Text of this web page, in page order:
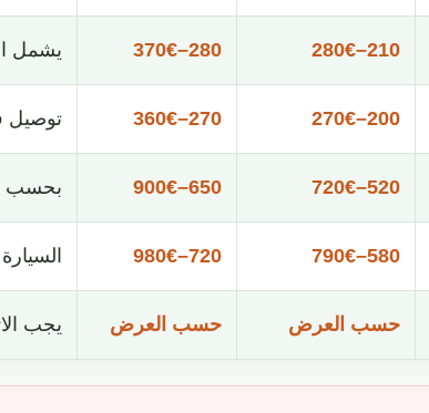
210–280€
280–370€ يشمل
200–270€
270–360€ توصيل
520–720€
650–900€ بحسب
580–790€
720–980€
حسب العرض حسب العرض يجب